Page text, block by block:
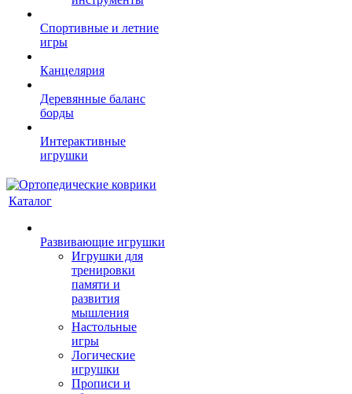
Спортивные и летние
игры
Канцелярия
Деревянные баланс
борды
Интерактивные
игрушки
Каталог
Развивающие игрушки
Игрушки для
тренировки
памяти и
развития
мышления
Настольные
игры
Логические
игрушки
Прописи и